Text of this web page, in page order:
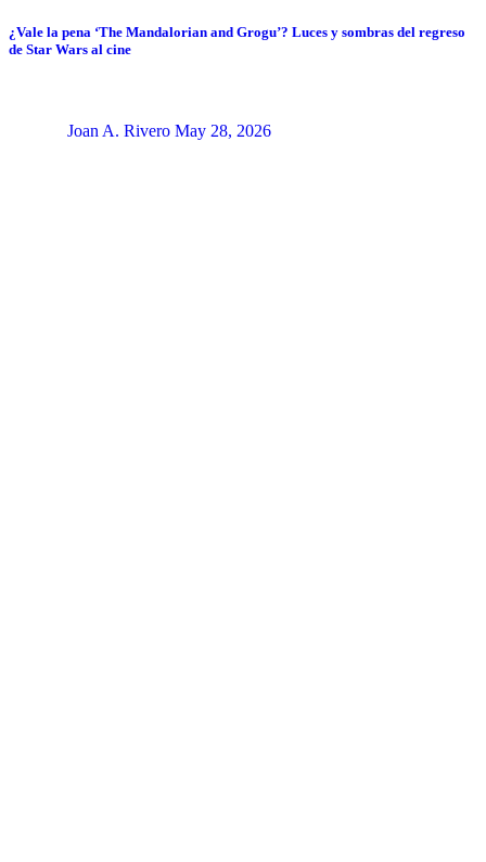
¿Vale la pena ‘The Mandalorian and Grogu’? Luces y sombras del regreso
de Star Wars al cine
Joan A. Rivero May 28, 2026